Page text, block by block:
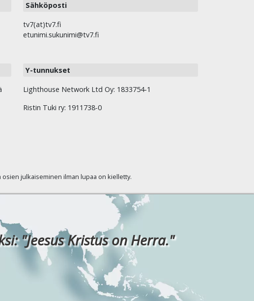
Sähköposti
tv7(at)tv7.fi
etunimi.sukunimi@tv7.fi
Y-tunnukset
Lighthouse Network Ltd Oy: 1833754-1
Ristin Tuki ry: 1911738-0
julkaiseminen ilman lupaa on kielletty.
"Jeesus Kristus on Herra."